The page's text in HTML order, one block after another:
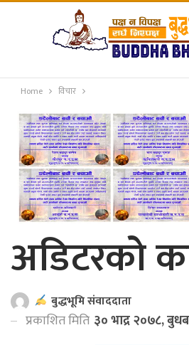
Home विचार
अडिटरको
बुद्धभूमि संवाददाता
प्रकाशित मिति ३० भाद्र २०७८,